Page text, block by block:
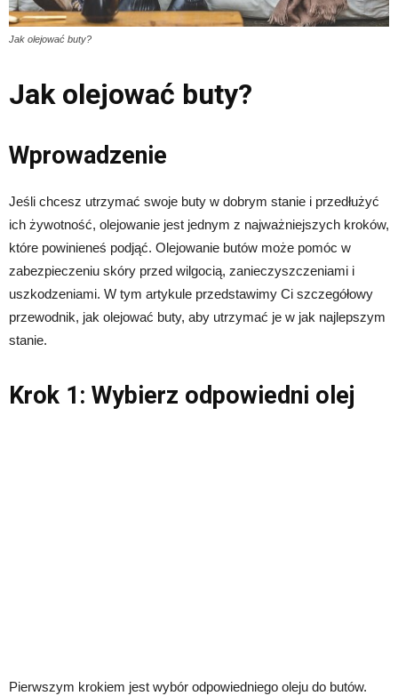
Jak olejować buty?
Jak olejować buty?
Wprowadzenie
Jeśli chcesz utrzymać swoje buty w dobrym stanie i przedłużyć
ich żywotność, olejowanie jest jednym z najważniejszych kroków,
które powinieneś podjąć. Olejowanie butów może pomóc w
zabezpieczeniu skóry przed wilgocią, zanieczyszczeniami i
uszkodzeniami. W tym artykule przedstawimy Ci szczegółowy
przewodnik, jak olejować buty, aby utrzymać je w jak najlepszym
stanie.
Krok 1: Wybierz odpowiedni olej
Pierwszym krokiem jest wybór odpowiedniego oleju do butów.